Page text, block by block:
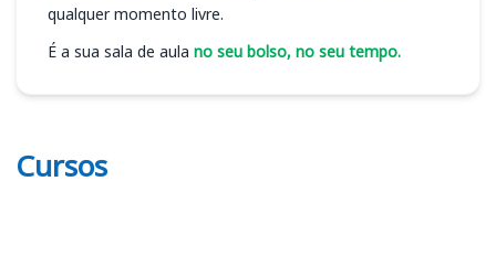
qualquer momento livre.
É a sua sala de aula no seu bolso, no seu tempo.
Cursos